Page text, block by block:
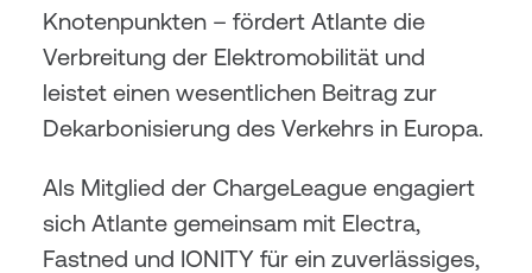
Knotenpunkten – fördert Atlante die
Verbreitung der Elektromobilität und
leistet einen wesentlichen Beitrag zur
Dekarbonisierung des Verkehrs in Europa.
Als Mitglied der ChargeLeague engagiert
sich Atlante gemeinsam mit Electra,
Fastned und IONITY für ein zuverlässiges,